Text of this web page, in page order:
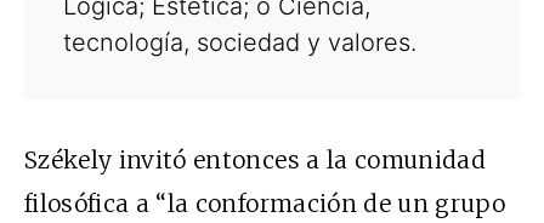
Lógica; Estética; o Ciencia,
tecnología, sociedad y valores.
Székely invitó entonces a la comunidad
filosófica a “la conformación de un grupo